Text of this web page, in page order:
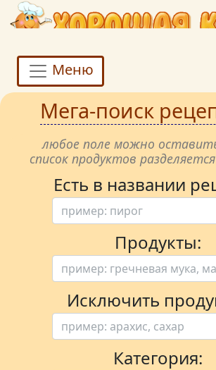
Меню
Мега-поиск
любое поле можно
список продуктов
Есть в названии
Продукты:
Исключить
Категория: